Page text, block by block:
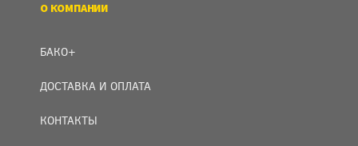
О КОМПАНИИ
БАКО+
ДОСТАВКА И ОПЛАТА
КОНТАКТЫ